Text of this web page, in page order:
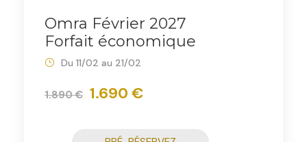
Omra Février 2027
Forfait économique
1.890 € 1.690 €
Du 11/02 au 21/02